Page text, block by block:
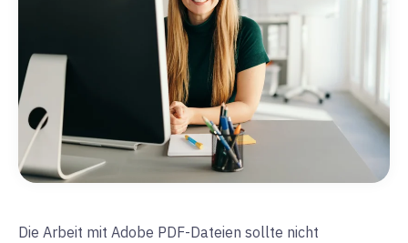
Die Arbeit mit Adobe PDF-Dateien sollte nicht